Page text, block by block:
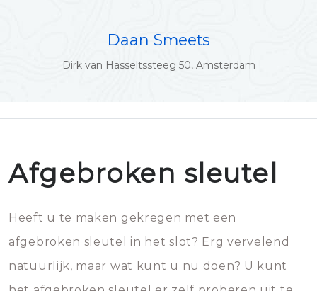
Daan Smeets
Dirk van Hasseltssteeg 50, Amsterdam
Afgebroken sleutel
Heeft u te maken gekregen met een
afgebroken sleutel in het slot? Erg vervelend
natuurlijk, maar wat kunt u nu doen? U kunt